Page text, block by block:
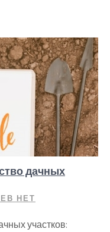
дачных
НЕТ
участков: